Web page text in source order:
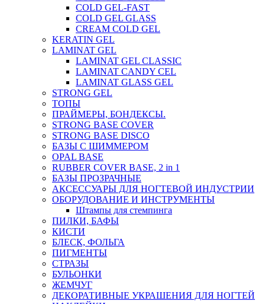
COLD GEL-FAST
COLD GEL GLASS
CREAM COLD GEL
KERATIN GEL
LAMINAT GEL
LAMINAT GEL CLASSIС
LAMINAT CANDY CEL
LAMINAT GLASS GEL
STRONG GEL
ТОПЫ
ПРАЙМЕРЫ, БОНДЕКСЫ.
STRONG BASE COVER
STRONG BASE DISCO
БАЗЫ С ШИММЕРОМ
OPAL BASE
RUBBER COVER BASE, 2 in 1
БАЗЫ ПРОЗРАЧНЫЕ
АКСЕССУАРЫ ДЛЯ НОГТЕВОЙ ИНДУСТРИИ
ОБОРУДОВАНИЕ И ИНСТРУМЕНТЫ
Штампы для стемпинга
ПИЛКИ, БАФЫ
КИСТИ
БЛЕСК, ФОЛЬГА
ПИГМЕНТЫ
СТРАЗЫ
БУЛЬОНКИ
ЖЕМЧУГ
ДЕКОРАТИВНЫЕ УКРАШЕНИЯ ДЛЯ НОГТЕЙ